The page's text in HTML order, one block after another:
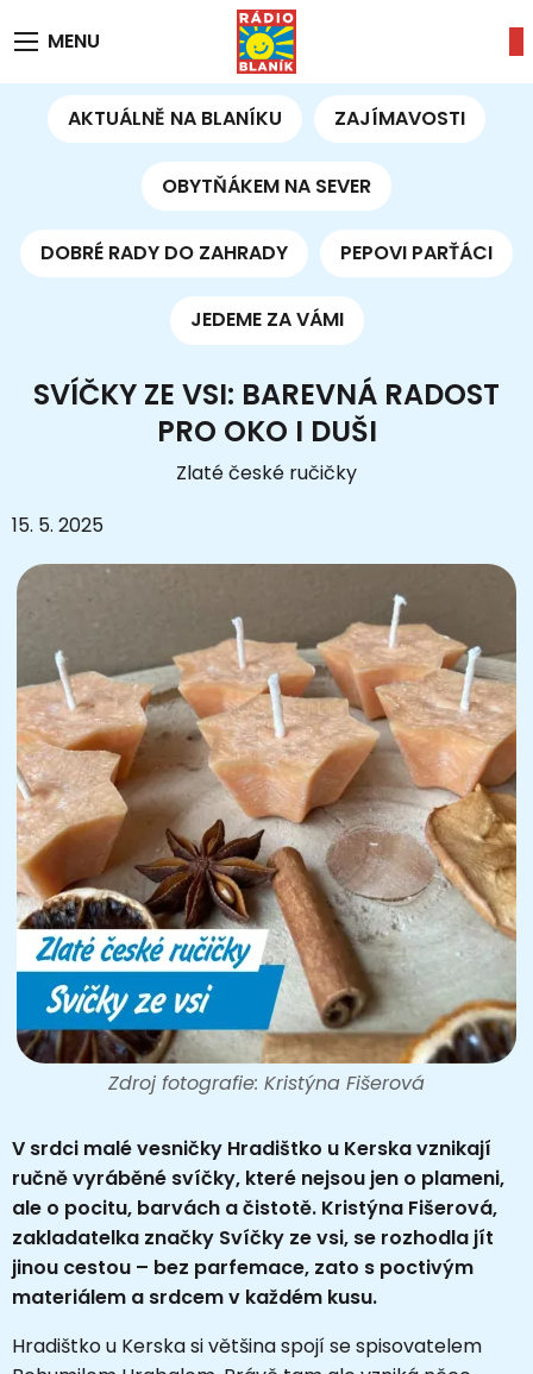
MENU
AKTUÁLNĚ NA BLANÍKU ZAJÍMAVOSTI
OBYTŇÁKEM NA SEVER
DOBRÉ RADY DO ZAHRADY PEPOVI PARŤÁCI
JEDEME ZA VÁMI
SVÍČKY ZE VSI: BAREVNÁ RADOST
PRO OKO I DUŠI
Zlaté české ručičky
15. 5. 2025
Zdroj fotografie: Kristýna Fišerová
V srdci malé vesničky Hradištko u Kerska vznikají
ručně vyráběné svíčky, které nejsou jen o plameni,
ale o pocitu, barvách a čistotě. Kristýna Fišerová,
zakladatelka značky Svíčky ze vsi, se rozhodla jít
jinou cestou – bez parfemace, zato s poctivým
materiálem a srdcem v každém kusu.
Hradištko u Kerska si většina spojí se spisovatelem